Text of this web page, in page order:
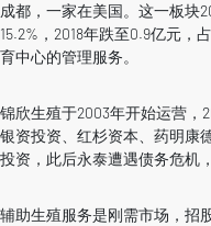
成都，一家在美国。这一板块
15.2%，2018年跌至0.9亿元，
育中心的管理服务。
锦欣生殖于2003年开始运营，
银资投资、红杉资本、药明康
投资，此后永泰遭遇债务危机
辅助生殖服务是刚需市场，招